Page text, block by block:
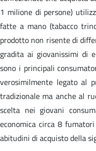
1 milione di persone)
fatte a mano (tabacco
prodotto non risente di
gradita ai giovanissimi di
sono i principali
verosimilmente legato al
tradizionale ma anche al
scelta nei giovani
economica circa 8
abitudini di acquisto della